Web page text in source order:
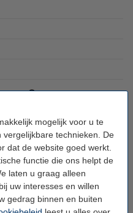
mogelijk voor u te
technieken. De
dat de website goed werkt.
functie die ons helpt de
laten u graag alleen
uw interesses en willen
gedrag binnen en buiten
het Zigbee protocol. Dit is een
eigenschap heeft dat er
afstanden opdrachten kunnen
de
AduroSmart bridge